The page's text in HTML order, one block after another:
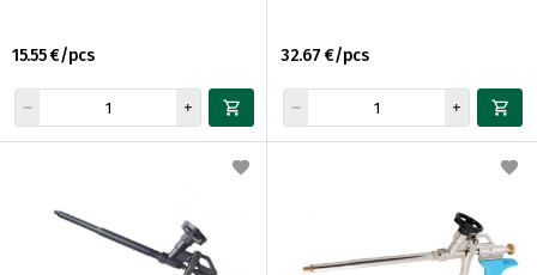
15.55 €/pcs 32.67 €/pcs